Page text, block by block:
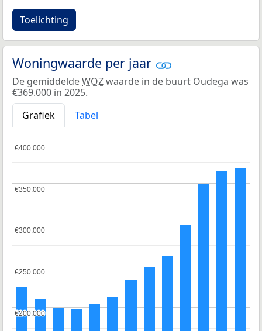
Toelichting
Woningwaarde per jaar
De gemiddeldeWOZwaarde in de buurt Oudega was
€369.000 in 2025.
Grafiek
Tabel
€200.000
€200.000
€250.000
€250.000
€300.000
€300.000
€350.000
€350.000
€400.000
€400.000